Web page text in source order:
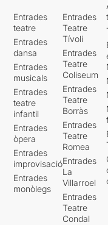
Entrades
teatre
Entrades
dansa
Entrades
musicals
Entrades
teatre
infantil
Entrades
òpera
Entrades
improvisació
Entrades
monòlegs
Entrades
Teatre
Tívoli
Entrades
Teatre
Coliseum
Entrades
Teatre
Borràs
Entrades
Teatre
Romea
Entrades
La
Villarroel
Entrades
Teatre
Condal